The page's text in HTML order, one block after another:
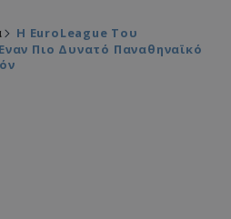
Η EuroLeague Του
Πιο Δυνατό Παναθηναϊκό